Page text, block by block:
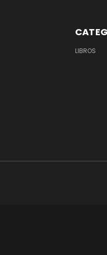
LIBROS